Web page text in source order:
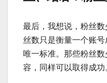
最后，我想说，粉丝
丝数只是衡量一个账
唯一标准。那些粉丝
容，同样可以取得成功